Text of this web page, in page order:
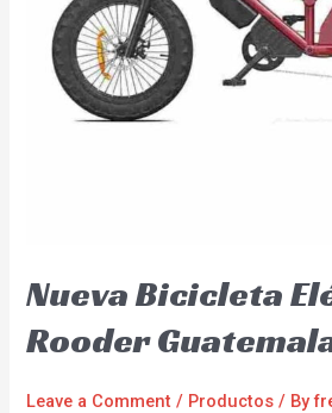
Nueva Bicicleta
Rooder
Leave a Comment / Productos / By